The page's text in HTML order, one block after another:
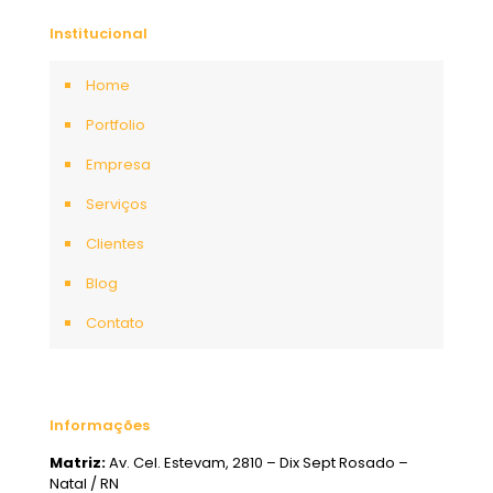
Institucional
Home
Portfolio
Empresa
Serviços
Clientes
Blog
Contato
Informações
Matriz:Av. Cel. Estevam, 2810 – Dix Sept Rosado –
Natal / RN